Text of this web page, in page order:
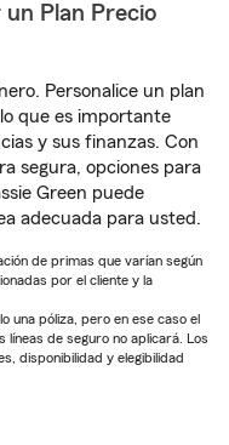
Plan Precio
Personalice un plan
que es importante
y sus finanzas. Con
segura, opciones para
Green puede
adecuada para usted.
de primas que varían según
por el cliente y la
una póliza, pero en ese caso el
de seguro no aplicará. Los
disponibilidad y elegibilidad